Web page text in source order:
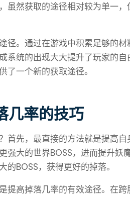
虽然获取的途径相对较为单一
径。通过在游戏中积累足够的
系统的出现大大提升了玩家的
了一个新的获取途径。
几率的技巧
首先，最直接的方法就是提高
强大的世界BOSS，进而提升妖
BOSS，获得更好的掉落。
提高掉落几率的有效途径。在